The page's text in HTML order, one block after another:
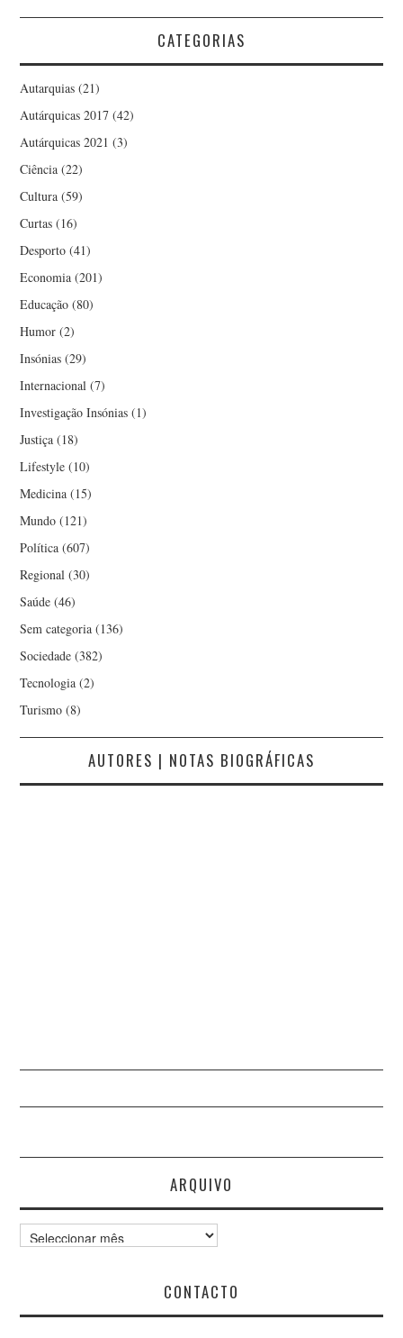
CATEGORIAS
Autarquias (21)
Autárquicas 2017 (42)
Autárquicas 2021 (3)
Ciência (22)
Cultura (59)
Curtas (16)
Desporto (41)
Economia (201)
Educação (80)
Humor (2)
Insónias (29)
Internacional (7)
Investigação Insónias (1)
Justiça (18)
Lifestyle (10)
Medicina (15)
Mundo (121)
Política (607)
Regional (30)
Saúde (46)
Sem categoria (136)
Sociedade (382)
Tecnologia (2)
Turismo (8)
AUTORES | NOTAS BIOGRÁFICAS
ARQUIVO
Arquivo
CONTACTO